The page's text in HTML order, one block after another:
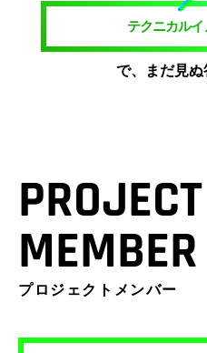
テクニカル
で、まだ見ぬ
PROJECT
MEMBER
プロジェクトメンバー